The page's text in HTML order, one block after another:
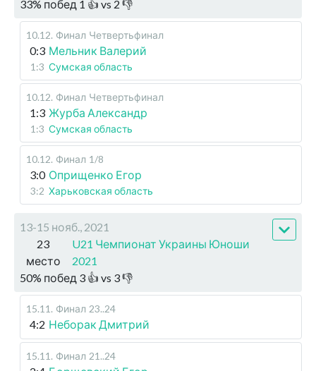
33% побед 1 👍 vs 2 👎
10.12. Финал Четвертьфинал
0:3 Мельник Валерий
1:3 Сумская область
10.12. Финал Четвертьфинал
1:3 Журба Александр
1:3 Сумская область
10.12. Финал 1/8
3:0 Оприщенко Егор
3:2 Харьковская область
13-15 нояб., 2021
23
место
U21 Чемпионат Украины Юноши
2021
50% побед 3 👍 vs 3👎
15.11 . Финал 23..24
4:2 Неборак Дмитрий
15.11 . Финал 21..24